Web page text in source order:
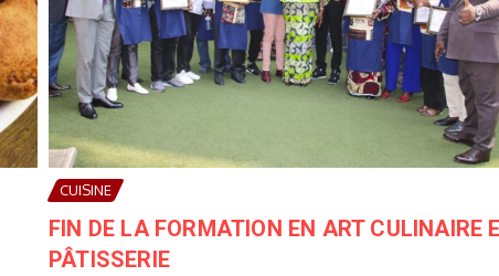
CUISINE
FIN DE LA FORMATION EN ART CULINAIRE
PÂTISSERIE